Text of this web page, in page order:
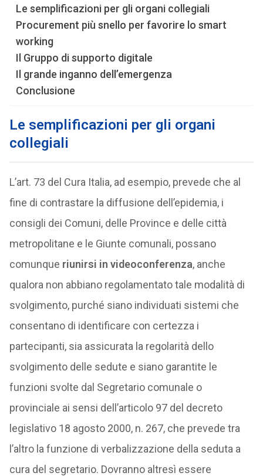
Le semplificazioni per gli organi collegiali
Procurement più snello per favorire lo smart
working
Il Gruppo di supporto digitale
Il grande inganno dell’emergenza
Conclusione
Le semplificazioni per gli organi
collegiali
L’art. 73 del Cura Italia, ad esempio, prevede che al
fine di contrastare la diffusione dell’epidemia, i
consigli dei Comuni, delle Province e delle città
metropolitane e le Giunte comunali, possano
comunque riunirsi in videoconferenza, anche
qualora non abbiano regolamentato tale modalità di
svolgimento, purché siano individuati sistemi che
consentano di identificare con certezza i
partecipanti, sia assicurata la regolarità dello
svolgimento delle sedute e siano garantite le
funzioni svolte dal Segretario comunale o
provinciale ai sensi dell’articolo 97 del decreto
legislativo 18 agosto 2000, n. 267, che prevede tra
l’altro la funzione di verbalizzazione della seduta a
cura del segretario. Dovranno altresì essere